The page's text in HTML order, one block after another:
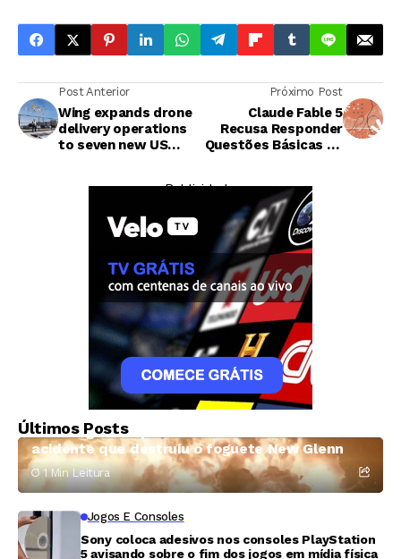
Post Anterior
Wing expands drone
delivery operations
to seven new US
Próximo Post
Claude Fable 5
Recusa Responder
Questões Básicas de
— Publicidade —
Últimos Posts
Ciência E Tecnologia
Blue Origin se aproxima de identificar causa do
acidente que destruiu o foguete New Glenn
1 Min Leitura
Jogos E Consoles
Sony coloca adesivos nos consoles PlayStation
5 avisando sobre o fim dos jogos em mídia física